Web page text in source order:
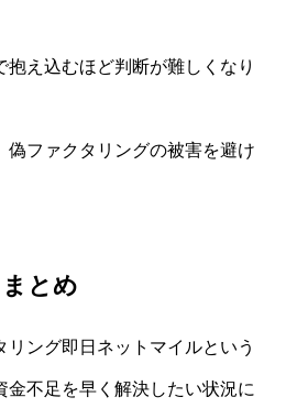
え込むほど判断が難しくなり
偽ファクタリングの被害を避け
まとめ
ング即日ネットマイルという
金不足を早く解決したい状況に